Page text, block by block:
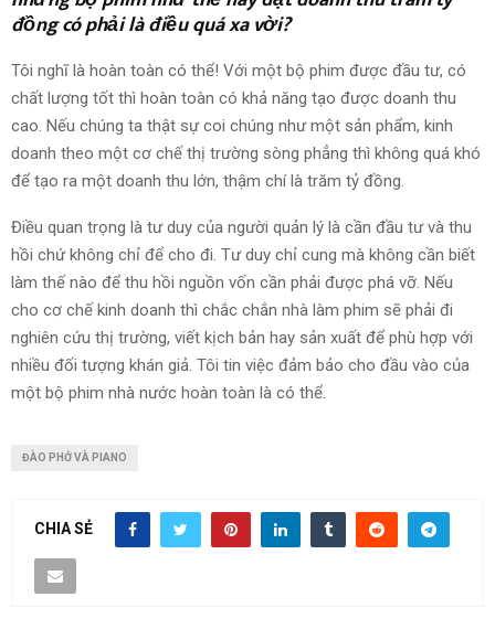
đồng có phải là điều quá xa vời?
Tôi nghĩ là hoàn toàn có thể! Với một bộ phim được đầu tư, có
chất lượng tốt thì hoàn toàn có khả năng tạo được doanh thu
cao. Nếu chúng ta thật sự coi chúng như một sản phẩm, kinh
doanh theo một cơ chế thị trường sòng phẳng thì không quá khó
để tạo ra một doanh thu lớn, thậm chí là trăm tỷ đồng.
Điều quan trọng là tư duy của người quản lý là cần đầu tư và thu
hồi chứ không chỉ để cho đi. Tư duy chỉ cung mà không cần biết
làm thế nào để thu hồi nguồn vốn cần phải được phá vỡ. Nếu
cho cơ chế kinh doanh thì chắc chắn nhà làm phim sẽ phải đi
nghiên cứu thị trường, viết kịch bản hay sản xuất để phù hợp với
nhiều đối tượng khán giả. Tôi tin việc đảm bảo cho đầu vào của
một bộ phim nhà nước hoàn toàn là có thể.
ĐÀO PHỞ VÀ PIANO
CHIA SẺ